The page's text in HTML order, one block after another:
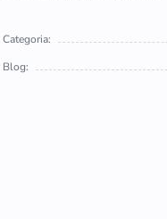
Categoria:
Blog: